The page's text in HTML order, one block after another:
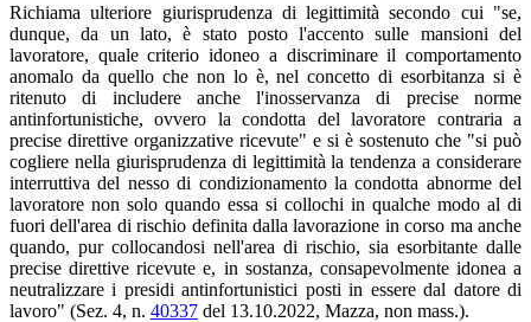
Richiama ulteriore giurisprudenza di legittimità secondo cui "se,
dunque, da un lato, è stato posto l'accento sulle mansioni del
lavoratore, quale criterio idoneo a discriminare il comportamento
anomalo da quello che non lo è, nel concetto di esorbitanza si è
ritenuto di includere anche l'inosservanza di precise norme
antinfortunistiche, ovvero la condotta del lavoratore contraria a
precise direttive organizzative ricevute" e si è sostenuto che "si può
cogliere nella giurisprudenza di legittimità la tendenza a considerare
interruttiva del nesso di condizionamento la condotta abnorme del
lavoratore non solo quando essa si collochi in qualche modo al di
fuori dell'area di rischio definita dalla lavorazione in corso ma anche
quando, pur collocandosi nell'area di rischio, sia esorbitante dalle
precise direttive ricevute e, in sostanza, consapevolmente idonea a
neutralizzare i presidi antinfortunistici posti in essere dal datore di
lavoro" (Sez. 4, n. 40337 del 13.10.2022, Mazza, non mass.).